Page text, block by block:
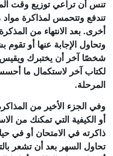
تنس أن تراعي توزيع وقت
تندفع وتتحمس لمذاكرة مواد
أخرى. بعد الانتهاء من
وتحاول الإجابة عنها أو
شخصًا آخر أن يختبرك ويقيس
لكتاب آخر لاستكمال ما
المرحلة.
وفي الجزء الأخير من
أو الكيفية التي تمكنك من
ذاكرته في الامتحان أو في
تحاول السهر بعد أن تشعر